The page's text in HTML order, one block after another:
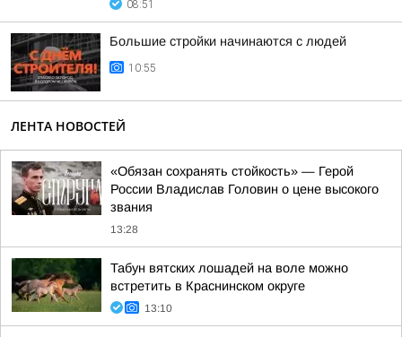
08:51
Большие стройки начинаются с людей
10:55
ЛЕНТА НОВОСТЕЙ
«Обязан сохранять стойкость» — Герой
России Владислав Головин о цене высокого
звания
13:28
Табун вятских лошадей на воле можно
встретить в Краснинском округе
13:10